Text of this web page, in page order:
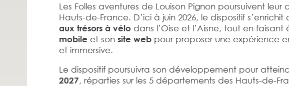
Les Folles aventures de Louison Pignon poursuivent
Hauts-de-France. D’ici à juin 2026, le dispositif s’enrichit
aux trésors à vélodans l’Oise et l’Aisne, tout en faisant
mobileet son site webpour proposer une expérience
et immersive.
Le dispositif poursuivra son développement pour
2027, réparties sur les 5 départements des Hauts-de-